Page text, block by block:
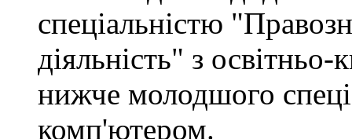
спеціальністю
діяльність" з
нижче молодшого
комп'ютером.